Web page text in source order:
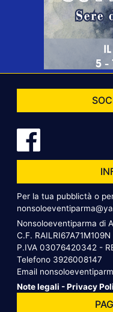
Per la tua pubblictà o
Nonsoloeventiparma di
C.F. RAILRI67A71M109N
P.IVA 03076420342 -
Telefono 3926008147
Email
Note legali -Privacy